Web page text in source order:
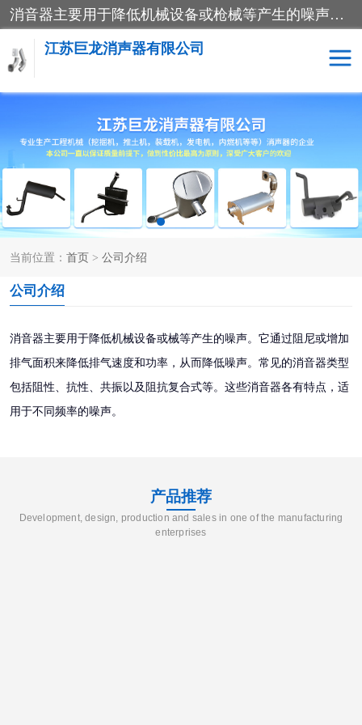
消音器主要用于降低机械设备或枪械等产生的噪声。它通过阻尼或增加排气面积来降低排气速度和功率，从而降低噪声。常见的消音器类型包括阻性消声器、抗性消声器、共振消声器以及阻抗复合式消声器等。这些消音器各有特点，适用于不同频率的噪声消除。
江苏巨龙消声器有限公司
当前位置： 首页 > 公司介绍
公司介绍
消音器主要用于降低机械设备或械等产生的噪声。它通过阻尼或增加
排气面积来降低排气速度和功率，从而降低噪声。常见的消音器类型
包括阻性、抗性、共振以及阻抗复合式等。这些消音器各有特点，适
用于不同频率的噪声。
产品推荐
Development, design, production and sales in one of the manufacturing
enterprises
消声器